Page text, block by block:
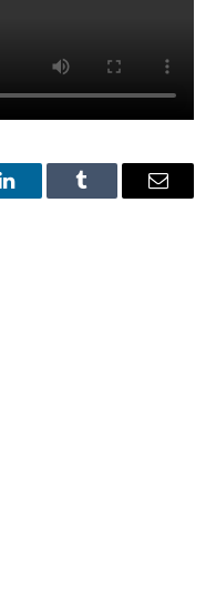
LinkedInTumblr
E-